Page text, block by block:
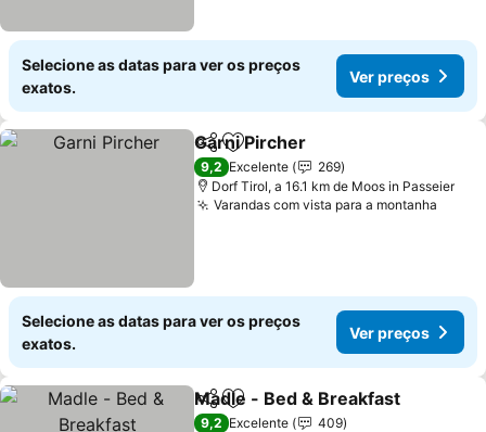
Selecione as datas para ver os preços
exatos.
Ver preços
PartilharAdicionar aos favoritos
Garni Pircher
9,2 Excelente
269
Dorf Tirol, a 16.1 km de Moos in Passeier
Varandas com vista para a montanha
Selecione as datas para ver os preços
exatos.
Ver preços
PartilharAdicionar aos favoritos
Madle - Bed & Breakfast
9,2 Excelente
409